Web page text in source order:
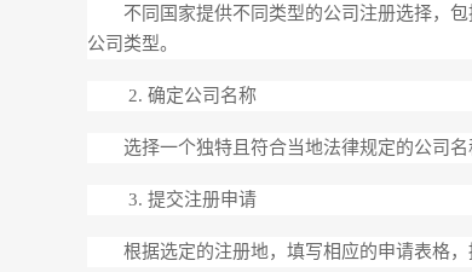
不同国家提供不同类型的公司注册选择，
公司类型。
2. 确定公司名称
选择一个独特且符合当地法律规定的公司
3. 提交注册申请
根据选定的注册地，填写相应的申请表格